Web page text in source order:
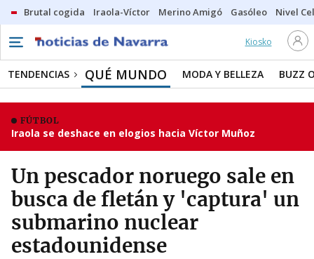
Brutal cogida Iraola-Víctor Merino Amigó Gasóleo Nivel
Kiosko
TENDENCIAS QUÉ MUNDO MODA Y BELLEZA BUZZ
FÚTBOL
Iraola se deshace en elogios hacia Víctor Muñoz
Un pescador noruego sale en
busca de fletán y 'captura' un
submarino nuclear
estadounidense